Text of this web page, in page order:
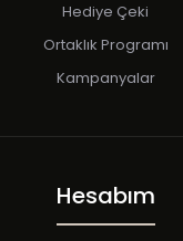
Hediye Çeki
Ortaklık Programı
Kampanyalar
Hesabım